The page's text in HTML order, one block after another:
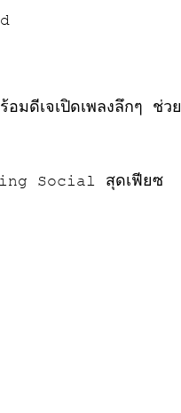
มดีเจเปิดเพลงลึกๆ ช่วย
Social สุดเฟียซ